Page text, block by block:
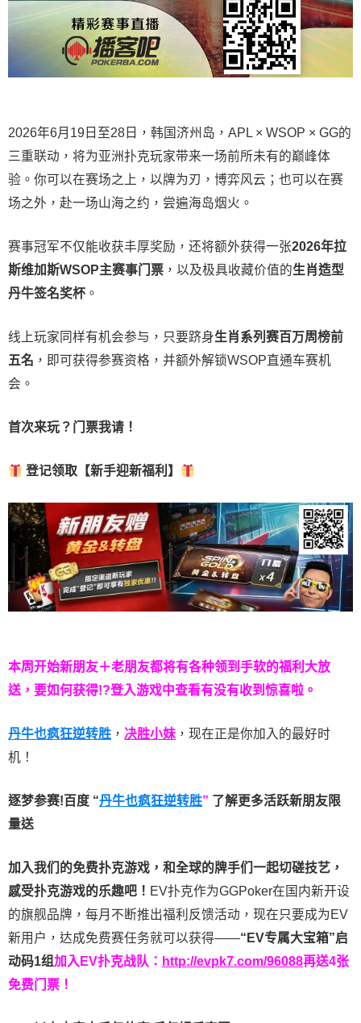
2026年6月19日至28日，韩国济州岛，APL × WSOP × GG的
三重联动，将为亚洲扑克玩家带来一场前所未有的巅峰体
验。 你可以在赛场之上，以牌为刃，博弈风云；也可以在赛
场之外，赴一场山海之约，尝遍海岛烟火。
赛事冠军不仅能收获丰厚奖励，还将额外获得一张2026年拉
斯维加斯WSOP主赛事门票 ，以及极具收藏价值的生肖造型
丹牛签名奖杯 。
线上玩家同样有机会参与，只要跻身生肖系列赛百万周榜前
五名 ，即可获得参赛资格，并额外解锁WSOP直通车赛机
会。
首次来玩？门票我请！
登记领取【新手迎新福利】
本周开始新朋友＋老朋友都将有各种领到手软的福利大放
送，要如何获得!?登入游戏中查看有没有收到惊喜啦。
丹牛也疯狂逆转胜 ， 决胜小妹 ，现在正是你加入的最好时
机！
逐梦参赛!百度 “丹牛也疯狂逆转胜” 了解更多活跃新朋友限
量送
加入我们的免费扑克游戏，和全球的牌手们一起切磋技艺，
感受扑克游戏的乐趣吧！ EV扑克作为GGPoker在国内新开设
的旗舰品牌，每月不断推出福利反馈活动，现在只要成为EV
新用户，达成免费赛任务就可以获得——“EV专属大宝箱”启
动码1组加入EV扑克战队： http://evpk7.com/96088再送4张
免费门票！